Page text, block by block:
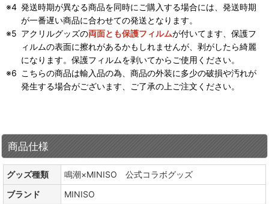
発送時期が異なる商品を同時にご購入する場合には、発送時期
が一番遅い商品に合わせての発送となります。
アクリルグッズの両面とも保護フィルムが付いてます、保護フ
ィルムの表面に擦れがあるかもしれませんが、剥がしたら綺麗
になります。保護フィルムを剥いてからご使用ください。
こちらの商品は輸入品の為、商品の外装に多少の破損や汚れが
発生する場合がございます、ご了承の上ご注文ください。
商品仕様
グッズ種類
鳴潮×MINISO 公式コラボグッズ
ブランド
MINISO